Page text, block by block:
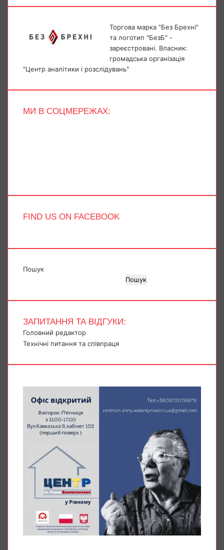
Торгова марка "Без Брехні"
та логотип "БезБ" -
зареєстровані. Власник:
громадська організація
"Центр аналітики і розслідувань"
МИ В СОЦМЕРЕЖАХ:
FIND US ON FACEBOOK
Пошук
Пошук
ЗАПИТАННЯ ТА ВІДГУКИ:
Головний редактор
Технічні питання та співпраця